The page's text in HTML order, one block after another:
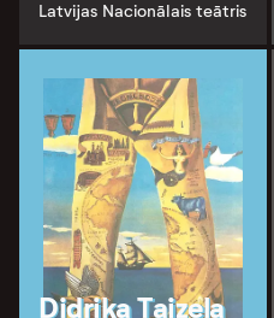
Latvijas Nacionālais teātris
Didrika Taizeļa